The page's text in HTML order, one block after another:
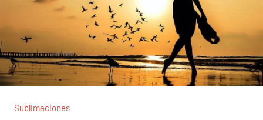
Sublimaciones